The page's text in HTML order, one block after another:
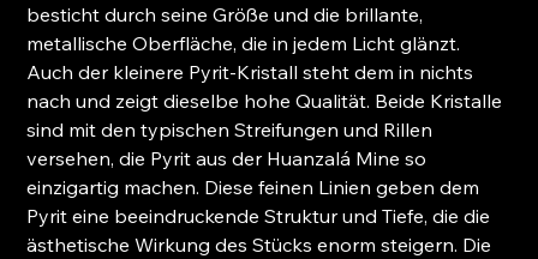
besticht durch seine Größe und die brillante,
metallische Oberfläche, die in jedem Licht glänzt.
Auch der kleinere Pyrit-Kristall steht dem in nichts
nach und zeigt dieselbe hohe Qualität. Beide Kristalle
sind mit den typischen Streifungen und Rillen
versehen, die Pyrit aus der Huanzalá Mine so
einzigartig machen. Diese feinen Linien geben dem
Pyrit eine beeindruckende Struktur und Tiefe, die die
ästhetische Wirkung des Stücks enorm steigern. Die